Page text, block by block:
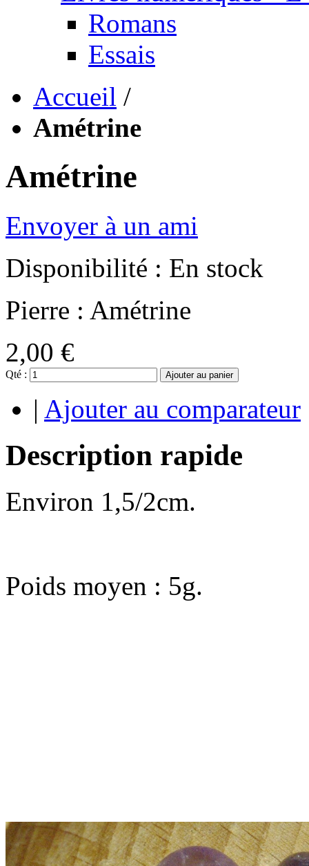
Romans
Essais
Accueil /
Amétrine
Amétrine
Envoyer à un ami
Disponibilité : En stock
Pierre : Amétrine
2,00 €
Qté : Ajouter au panier
| Ajouter au comparateur
Description rapide
Environ 1,5/2cm.
Poids moyen : 5g.